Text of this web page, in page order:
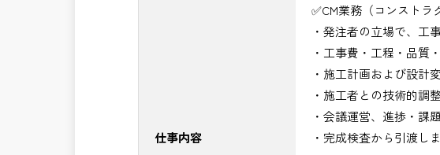
・NEXCO（ネクスコ）点検業務
・設計コンサルティング業務（数量算出、図面の修正
・道路許認可審査・適正化指導業務
仕事内容
✅CM業務（コンストラ
・発注者の立場で、工
・工事費・工程・品質
・施工計画および設計
・施工者との技術的調
・会議運営、進捗・課
・完成検査から引渡し